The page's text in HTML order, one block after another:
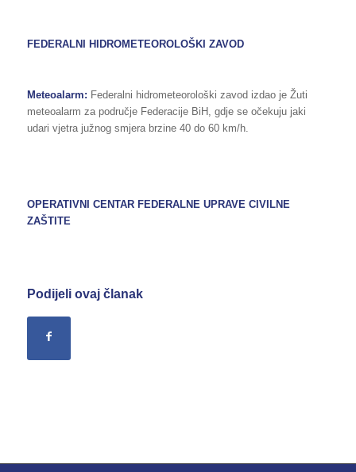
FEDERALNI HIDROMETEOROLOŠKI ZAVOD
Meteoalarm: Federalni hidrometeorološki zavod izdao je Žuti
meteoalarm za područje Federacije BiH, gdje se očekuju jaki
udari vjetra južnog smjera brzine 40 do 60 km/h.
OPERATIVNI CENTAR FEDERALNE UPRAVE CIVILNE
ZAŠTITE
Podijeli ovaj članak